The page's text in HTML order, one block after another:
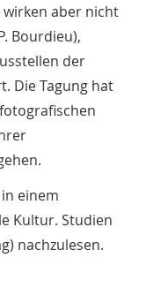
wirken aber nicht
Bourdieu),
der
Die Tagung hat
einem
Kultur. Studien
nachzulesen.